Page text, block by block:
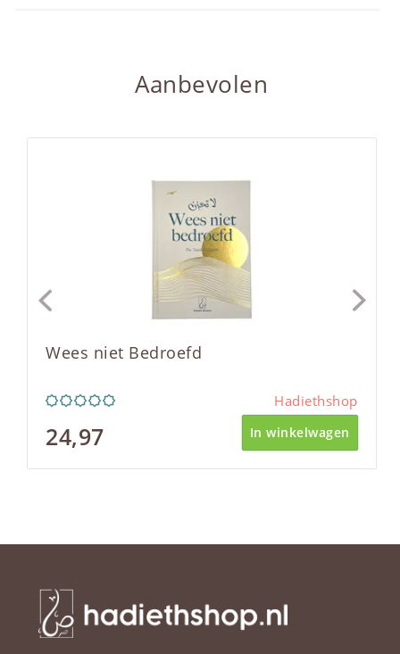
Aanbevolen
Wees niet Bedroefd
Hadiethshop
24,97 In winkelwagen